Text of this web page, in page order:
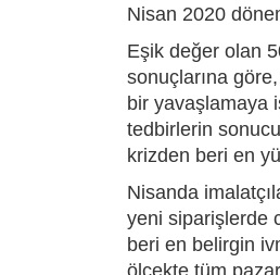
Nisan 2020
Eşik değer olan
sonuçlarına
bir yavaşlamaya
tedbirlerin
krizden beri en
Nisanda
yeni siparişlerde
beri en belirgin
ölçekte tüm